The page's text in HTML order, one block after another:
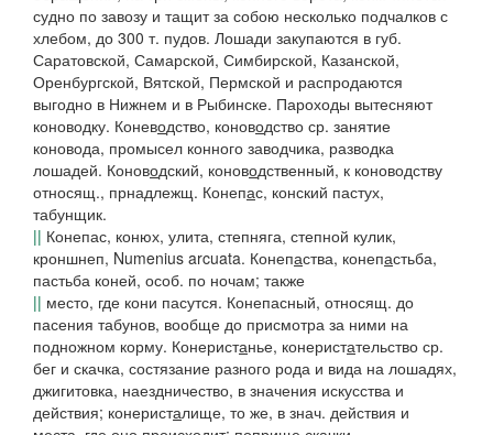
судно по завозу и тащит за собою несколько подчалков с
хлебом, до 300 т. пудов. Лошади закупаются в губ.
Саратовской, Самарской, Симбирской, Казанской,
Оренбургской, Вятской, Пермской и распродаются
выгодно в Нижнем и в Рыбинске. Пароходы вытесняют
коноводку. Коневодство, коноводство ср. занятие
коновода, промысел конного заводчика, разводка
лошадей. Коноводский, коноводственный, к коноводству
относящ., прнадлежщ. Конепас, конский пастух,
табунщик.
|| Конепас, конюх, улита, степняга, степной кулик,
кроншнеп, Numenius arcuata. Конепаства, конепастьба,
пастьба коней, особ. по ночам; также
|| место, где кони пасутся. Конепасный, относящ. до
пасения табунов, вообще до присмотра за ними на
подножном корму. Конеристанье, конеристательство ср.
бег и скачка, состязание разного рода и вида на лошадях,
джигитовка, наездничество, в значения искусства и
действия; конеристалище, то же, в знач. действия и